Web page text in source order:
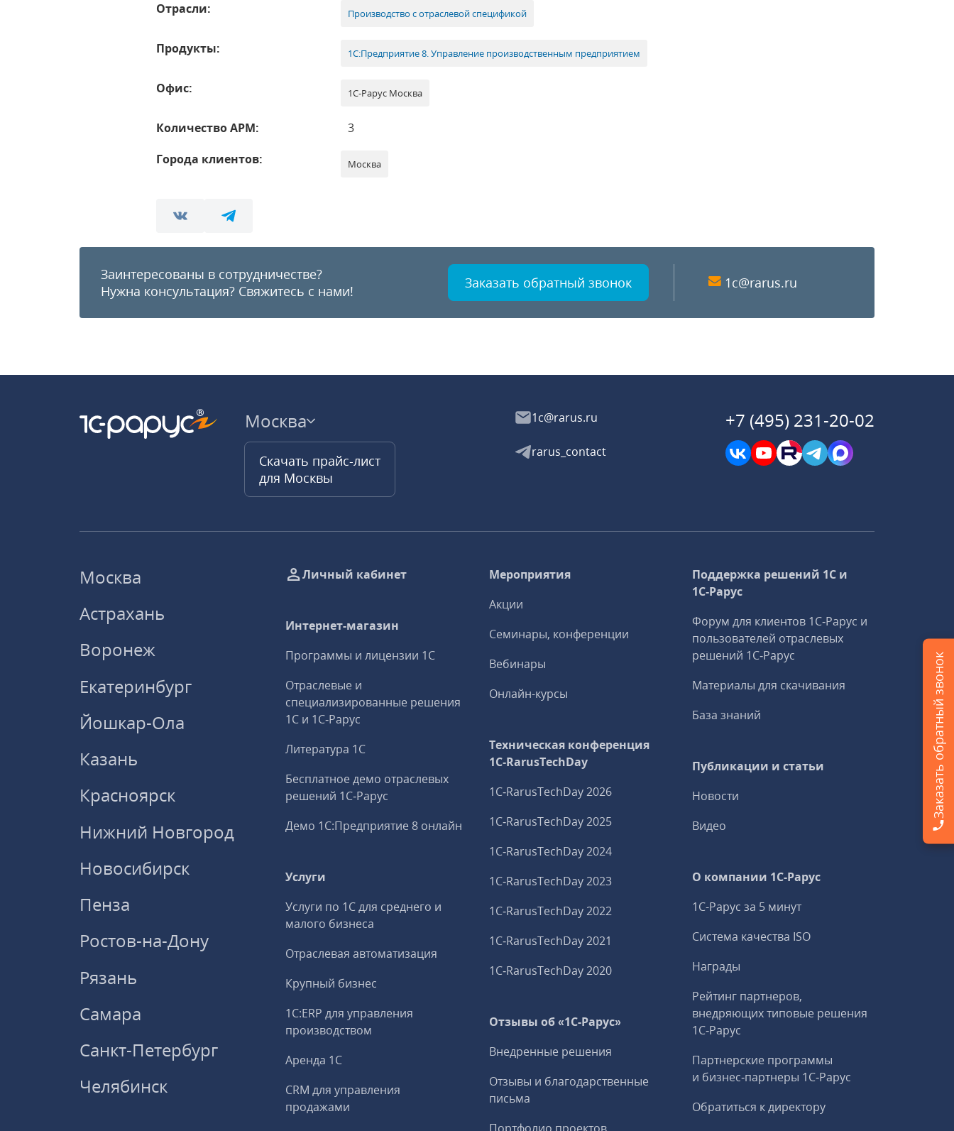
Отрасли: Производство с отраслевой спецификой
Продукты: 1С:Предприятие 8. Управление производственным предприятием
Офис: 1С-Рарус Москва
Количество АРМ:
3
Города клиентов:
Москва
Заинтересованы в сотрудничестве?
Нужна консультация? Свяжитесь с нами! Заказать обратный звонок 1c@rarus.ru
Москва
Скачать прайс-лист
для Москвы
1c@rarus.ru
rarus_contact
+7 (495) 231-20-02
Москва
Астрахань
Воронеж
Екатеринбург
Йошкар-Ола
Казань
Красноярск
Нижний Новгород
Новосибирск
Пенза
Ростов-на-Дону
Рязань
Самара
Санкт-Петербург
Челябинск
Личный кабинет
Интернет-магазин
Программы и лицензии 1С
Отраслевые и
специализированные решения
1С и 1С‑Рарус
Литература 1С
Бесплатное демо отраслевых
решений 1С‑Рарус
Демо 1С:Предприятие 8 онлайн
Услуги
Услуги по 1С для среднего и
малого бизнеса
Отраслевая автоматизация
Крупный бизнес
1С:ERP для управления
производством
Аренда 1С
CRM для управления
продажами
Мероприятия
Акции
Семинары, конференции
Вебинары
Онлайн-курсы
Техническая конференция
1C‑RarusTechDay
1C‑RarusTechDay 2026
1C‑RarusTechDay 2025
1C‑RarusTechDay 2024
1C‑RarusTechDay 2023
1C‑RarusTechDay 2022
1C‑RarusTechDay 2021
1C‑RarusTechDay 2020
Отзывы об «1С-Рарус»
Внедренные решения
Отзывы и благодарственные
письма
Поддержка решений 1С и
1С‑Рарус
Форум для клиентов 1С‑Рарус и
пользователей отраслевых
решений 1С‑Рарус
Материалы для скачивания
База знаний
Публикации и статьи
Новости
Видео
О компании 1C-Рарус
1С-Рарус за 5 минут
Система качества ISO
Награды
Рейтинг партнеров,
внедряющих типовые решения
1С‑Рарус
Партнерские программы
и бизнес‑партнеры 1С‑Рарус
Обратиться к директору
Заказать обратный звонок